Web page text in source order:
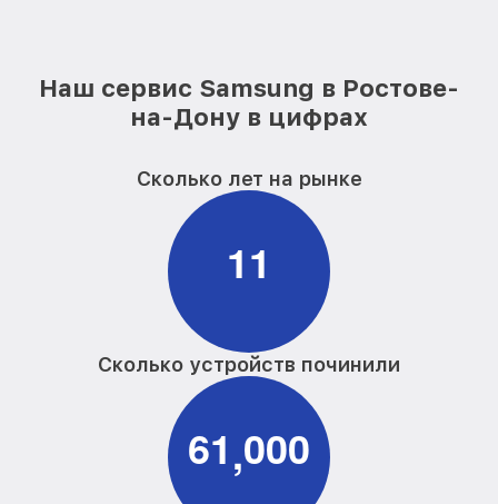
Наш сервис Samsung в Ростове-
на-Дону в цифрах
Сколько лет на рынке
11
Сколько устройств починили
61,000